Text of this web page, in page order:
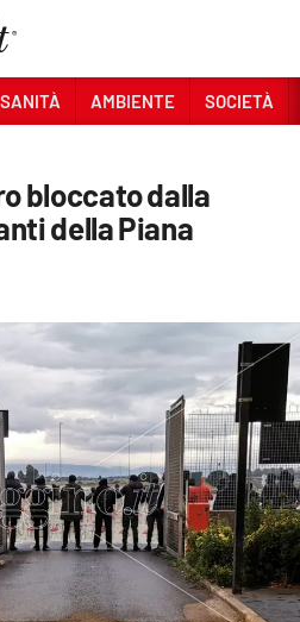
SANITÀ AMBIENTE SOCIETÀ
bloccato dalla
della Piana